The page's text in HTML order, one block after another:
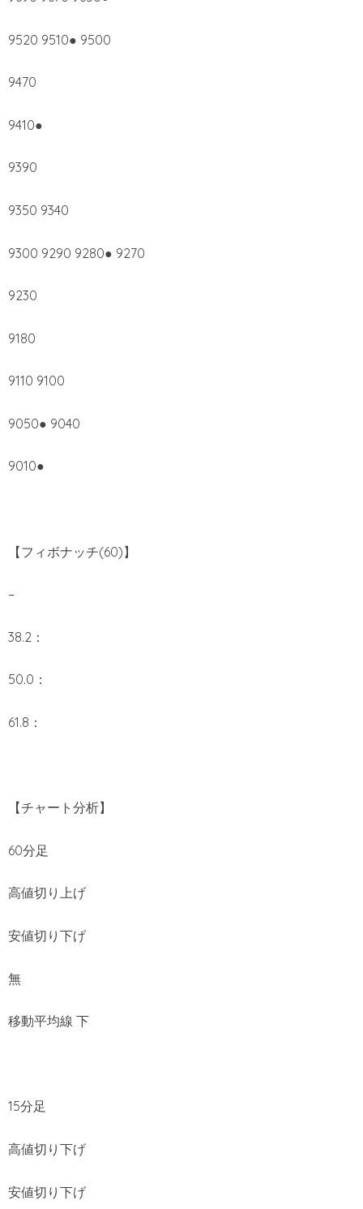
9520 9510● 9500
9470
9410●
9390
9350 9340
9300 9290 9280● 9270
9230
9180
9110 9100
9050● 9040
9010●
【フィボナッチ(60)】
–
38.2：
50.0：
61.8：
【チャート分析】
60分足
高値切り上げ
安値切り下げ
無
移動平均線 下
15分足
高値切り下げ
安値切り下げ